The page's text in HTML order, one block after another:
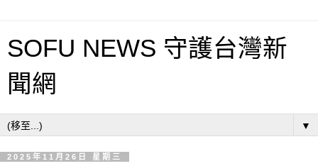
SOFU NEWS 守護台灣新
聞網
▼
2025年11月26日 星期三